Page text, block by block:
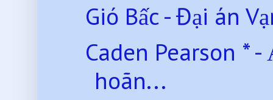
Gió Bấc - Đại án
Caden Pearson *
hoãn...